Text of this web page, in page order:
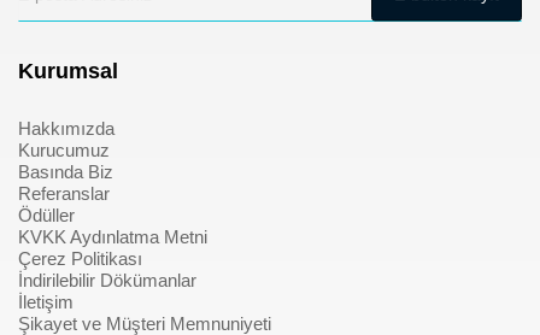
Kurumsal
Hakkımızda
Kurucumuz
Basında Biz
Referanslar
Ödüller
KVKK Aydınlatma Metni
Çerez Politikası
İndirilebilir Dökümanlar
İletişim
Şikayet ve Müşteri Memnuniyeti